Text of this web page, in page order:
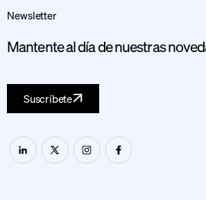
Newsletter
Mantente al día de nuestras
Suscríbete